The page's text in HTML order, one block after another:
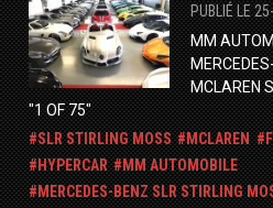
PUBLIÉ LE
MM
MCLAREN
"1 OF 75"
SLR STIRLING MOSS
MCLAREN
HYPERCAR
MM AUTOMOBILE
​MERCEDES-BENZ SLR STIRLING